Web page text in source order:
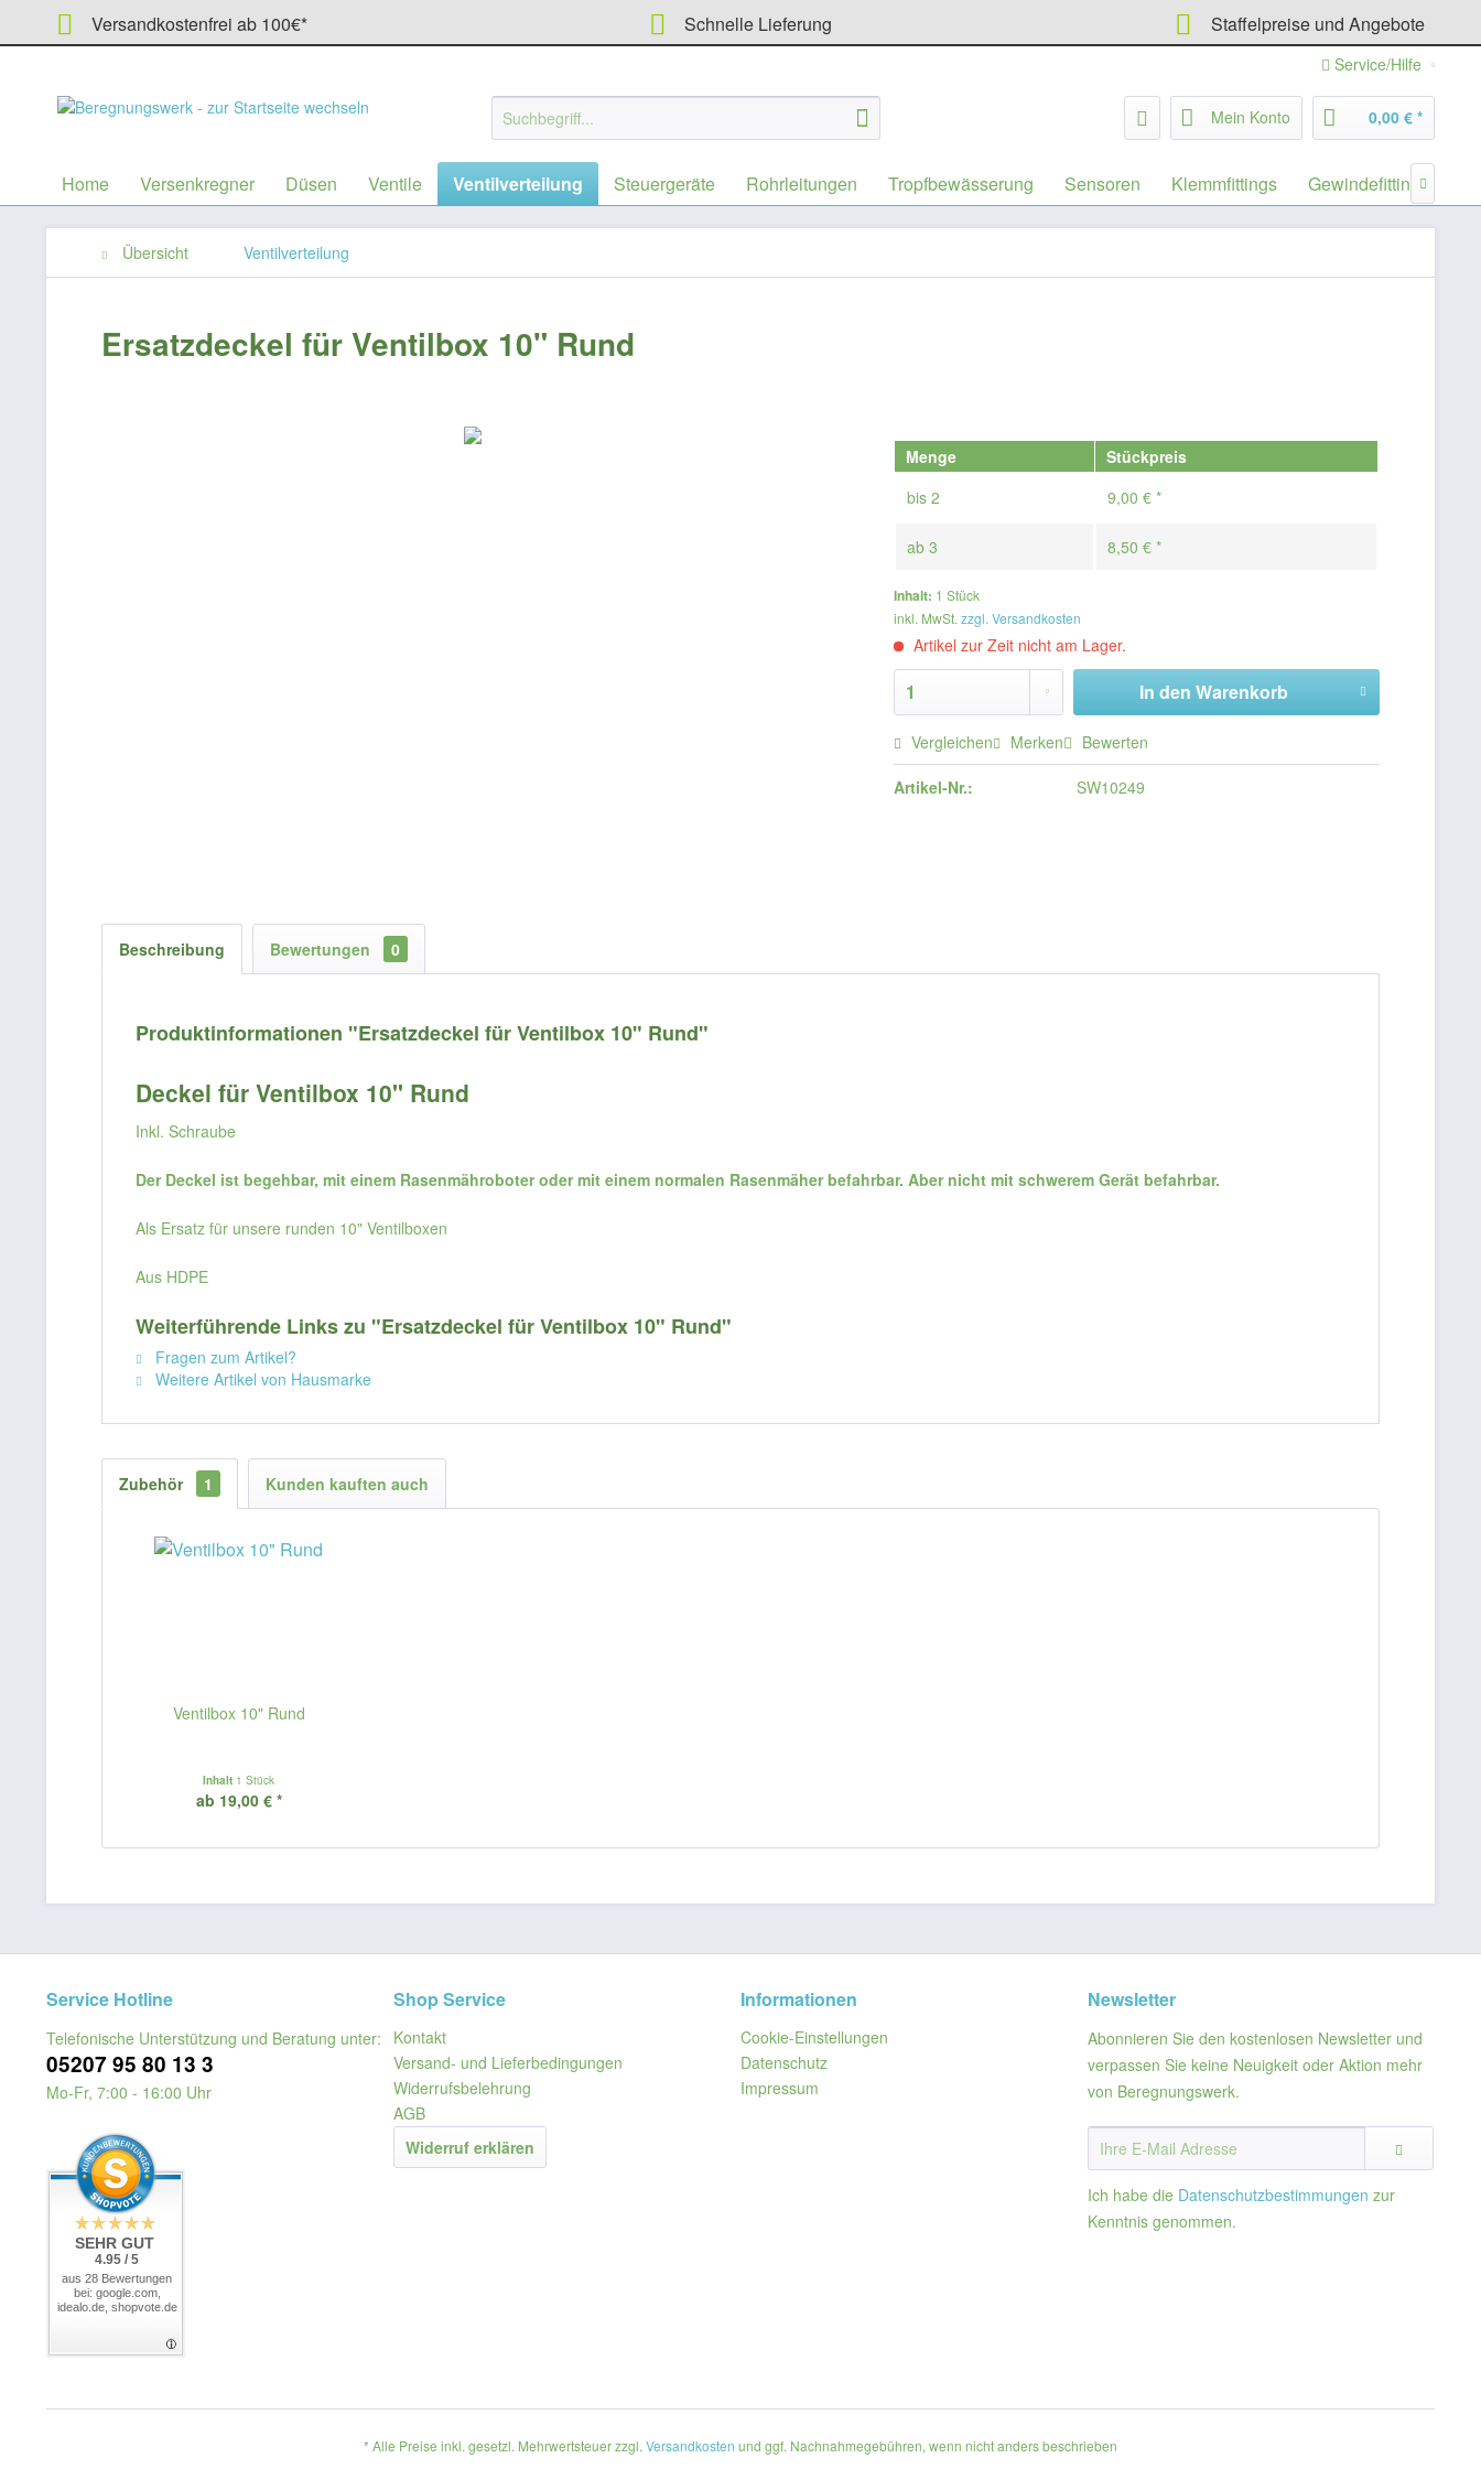
Versandkostenfrei ab 100€* Schnelle Lieferung Staffelpreise und Angebote
Service/Hilfe
Mein Konto 0,00 € *
Home Versenkregner Düsen Ventile Ventilverteilung Steuergeräte Rohrleitungen Tropfbewässerung Sensoren Klemmfittings Gewindefittings
Übersicht Ventilverteilung
Ersatzdeckel für Ventilbox 10" Rund
Menge
Stückpreis
bis2 9,00 € *
ab3 8,50 € *
Inhalt: 1 Stück
inkl. MwSt.zzgl. Versandkosten
Artikel zur Zeit nicht am Lager.
In den Warenkorb
Vergleichen Merken Bewerten
Artikel-Nr.: SW10249
Beschreibung Bewertungen 0
Produktinformationen "Ersatzdeckel für Ventilbox 10" Rund"
Deckel für Ventilbox 10" Rund
Inkl. Schraube
Der Deckel ist begehbar, mit einem Rasenmähroboter oder mit einem normalen Rasenmäher befahrbar. Aber nicht mit schwerem Gerät befahrbar.
Als Ersatz für unsere runden 10" Ventilboxen
Aus HDPE
Weiterführende Links zu "Ersatzdeckel für Ventilbox 10" Rund"
Fragen zum Artikel?
Weitere Artikel von Hausmarke
Zubehör 1 Kunden kauften auch
Ventilbox 10" Rund
Inhalt 1 Stück
ab 19,00 € *
Service Hotline
Telefonische Unterstützung und Beratung unter:
05207 95 80 13 3
Mo-Fr, 7:00 - 16:00 Uhr
SEHR GUT
4.95 / 5
aus 28 Bewertungen
bei: google.com,
idealo.de, shopvote.de
Shop Service
Kontakt
Versand- und Lieferbedingungen
Widerrufsbelehrung
AGB
Widerruf erklären
Informationen
Cookie-Einstellungen
Datenschutz
Impressum
Newsletter
Abonnieren Sie den kostenlosen Newsletter und
verpassen Sie keine Neuigkeit oder Aktion mehr
von Beregnungswerk.
Ich habe die Datenschutzbestimmungen zur
Kenntnis genommen.
* Alle Preise inkl. gesetzl. Mehrwertsteuer zzgl. Versandkosten und ggf. Nachnahmegebühren, wenn nicht anders beschrieben